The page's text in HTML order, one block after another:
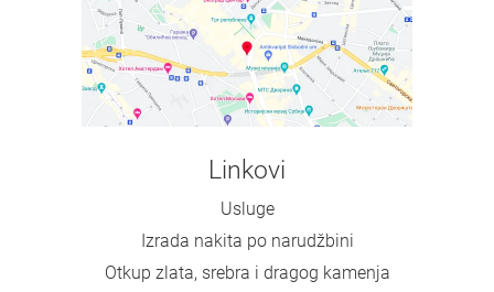
Linkovi
Usluge
Izrada nakita po narudžbini
Otkup zlata, srebra i dragog kamenja